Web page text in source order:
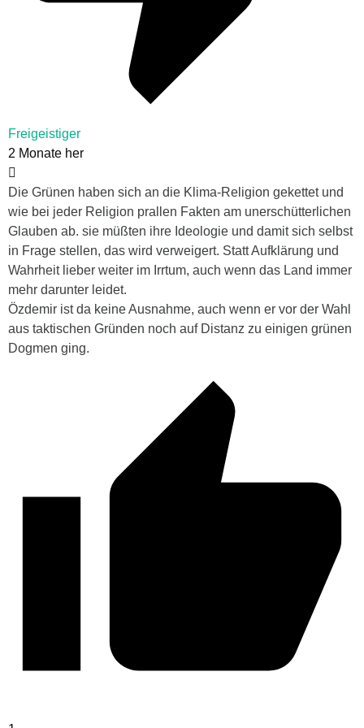
Freigeistiger
2 Monate her
Die Grünen haben sich an die Klima-Religion gekettet und
wie bei jeder Religion prallen Fakten am unerschütterlichen
Glauben ab. sie müßten ihre Ideologie und damit sich selbst
in Frage stellen, das wird verweigert. Statt Aufklärung und
Wahrheit lieber weiter im Irrtum, auch wenn das Land immer
mehr darunter leidet.
Özdemir ist da keine Ausnahme, auch wenn er vor der Wahl
aus taktischen Gründen noch auf Distanz zu einigen grünen
Dogmen ging.